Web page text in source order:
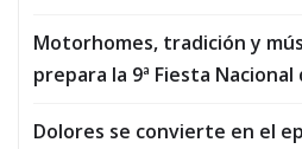
Motorhomes, tradición y
prepara la 9ª Fiesta
Dolores se convierte en el